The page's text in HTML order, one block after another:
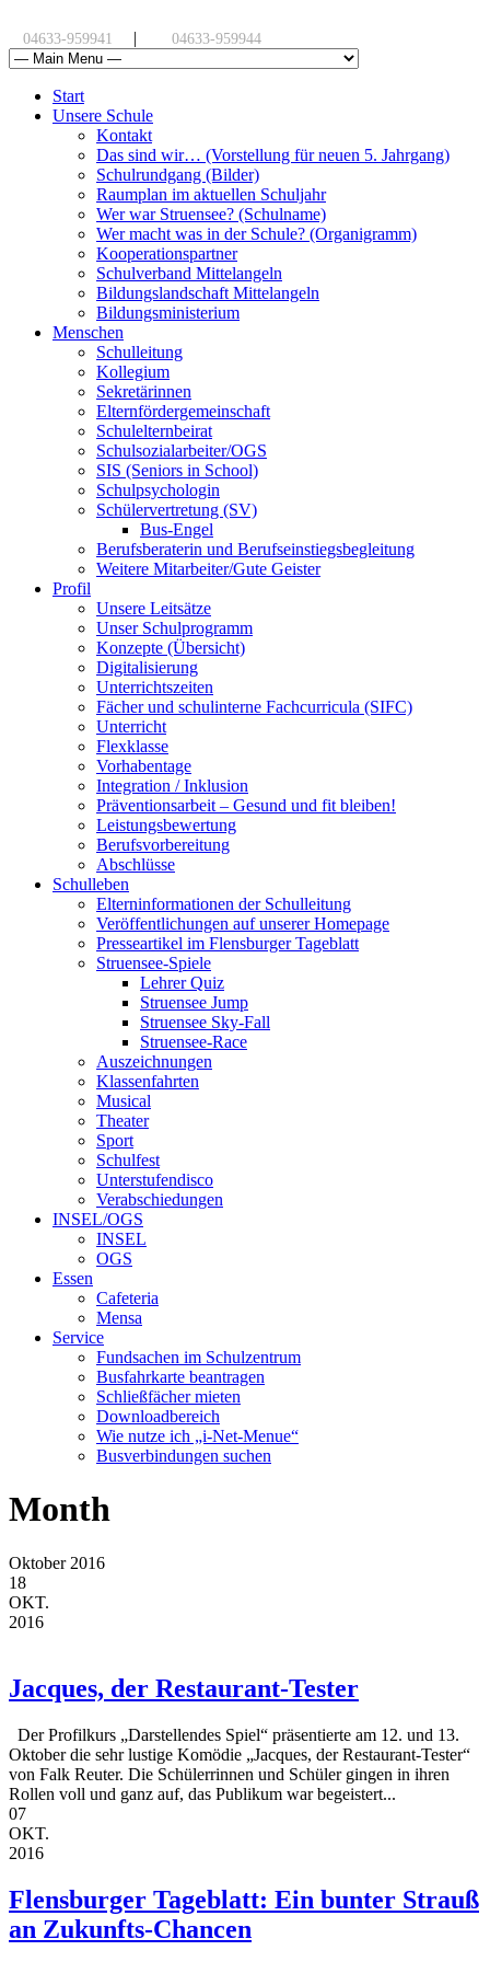
04633-959941 | 04633-959944
Start
Unsere Schule
Kontakt
Das sind wir… (Vorstellung für neuen 5. Jahrgang)
Schulrundgang (Bilder)
Raumplan im aktuellen Schuljahr
Wer war Struensee? (Schulname)
Wer macht was in der Schule? (Organigramm)
Kooperationspartner
Schulverband Mittelangeln
Bildungslandschaft Mittelangeln
Bildungsministerium
Menschen
Schulleitung
Kollegium
Sekretärinnen
Elternfördergemeinschaft
Schulelternbeirat
Schulsozialarbeiter/OGS
SIS (Seniors in School)
Schulpsychologin
Schülervertretung (SV)
Bus-Engel
Berufsberaterin und Berufseinstiegsbegleitung
Weitere Mitarbeiter/Gute Geister
Profil
Unsere Leitsätze
Unser Schulprogramm
Konzepte (Übersicht)
Digitalisierung
Unterrichtszeiten
Fächer und schulinterne Fachcurricula (SIFC)
Unterricht
Flexklasse
Vorhabentage
Integration / Inklusion
Präventionsarbeit – Gesund und fit bleiben!
Leistungsbewertung
Berufsvorbereitung
Abschlüsse
Schulleben
Elterninformationen der Schulleitung
Veröffentlichungen auf unserer Homepage
Presseartikel im Flensburger Tageblatt
Struensee-Spiele
Lehrer Quiz
Struensee Jump
Struensee Sky-Fall
Struensee-Race
Auszeichnungen
Klassenfahrten
Musical
Theater
Sport
Schulfest
Unterstufendisco
Verabschiedungen
INSEL/OGS
INSEL
OGS
Essen
Cafeteria
Mensa
Service
Fundsachen im Schulzentrum
Busfahrkarte beantragen
Schließfächer mieten
Downloadbereich
Wie nutze ich „i-Net-Menue“
Busverbindungen suchen
Month
Oktober 2016
18
OKT.
2016
Jacques, der Restaurant-Tester
Der Profilkurs „Darstellendes Spiel“ präsentierte am 12. und 13.
Oktober die sehr lustige Komödie „Jacques, der Restaurant-Tester“
von Falk Reuter. Die Schülerrinnen und Schüler gingen in ihren
Rollen voll und ganz auf, das Publikum war begeistert...
07
OKT.
2016
Flensburger Tageblatt: Ein bunter Strauß
an Zukunfts-Chancen